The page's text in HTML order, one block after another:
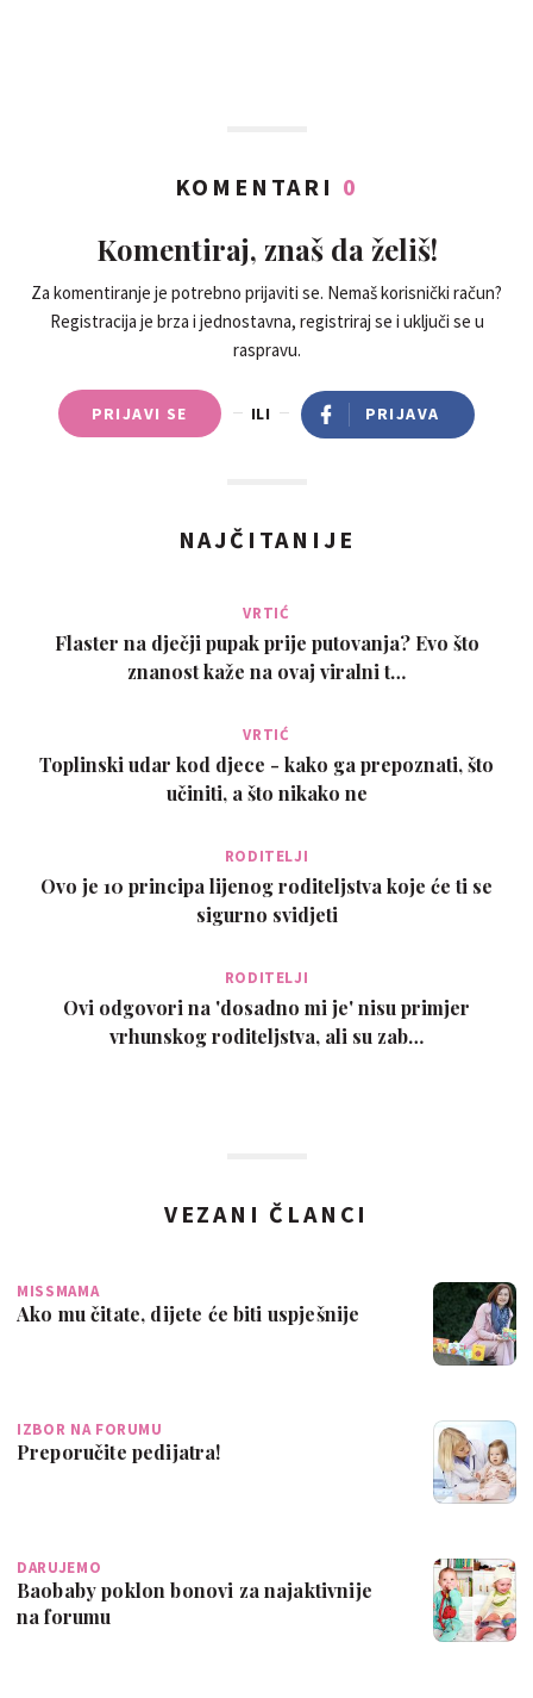
KOMENTARI 0
Komentiraj, znaš da želiš!
Za komentiranje je potrebno prijaviti se. Nemaš korisnički račun?
Registracija je brza i jednostavna, registriraj se i uključi se u
raspravu.
PRIJAVI SE ILI PRIJAVA
NAJČITANIJE
VRTIĆ
Flaster na dječji pupak prije putovanja? Evo što
znanost kaže na ovaj viralni t…
VRTIĆ
Toplinski udar kod djece - kako ga prepoznati, što
učiniti, a što nikako ne
RODITELJI
Ovo je 10 principa lijenog roditeljstva koje će ti se
sigurno svidjeti
RODITELJI
Ovi odgovori na 'dosadno mi je' nisu primjer
vrhunskog roditeljstva, ali su zab…
VEZANI ČLANCI
MISSMAMA
Ako mu čitate, dijete će biti uspješnije
IZBOR NA FORUMU
Preporučite pedijatra!
DARUJEMO
Baobaby poklon bonovi za najaktivnije
na forumu